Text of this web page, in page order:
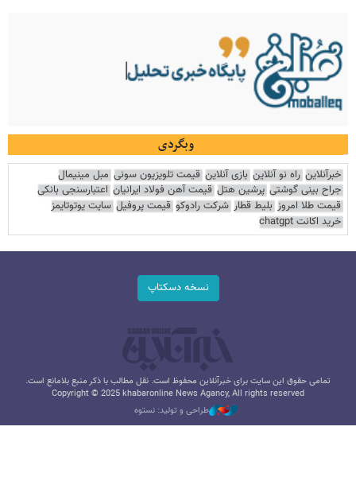
وبگردی
خبرآنلاین راه نو آنلاین بازی آنلاین قیمت تلویزیون سونی مبل مینیمال
جراح بینی گوشتی پرشین هتل قیمت آهن فولاد ایرانیان اعتبارسنجی بانکی
قیمت طلا امروز بلیط قطار شرکت رادوکو قیمت پروفیل سایت یوتوتایمز
خرید اکانت chatgpt
نسخه دسکتاپ
تمامی حقوق این سایت برای خبرآنلاین محفوظ است. نقل مطالب با ذکر منبع بلامانع است.
Copyright © 2025 khabaronline News Agancy, All rights reserved
طراحی و تولید: نستوه